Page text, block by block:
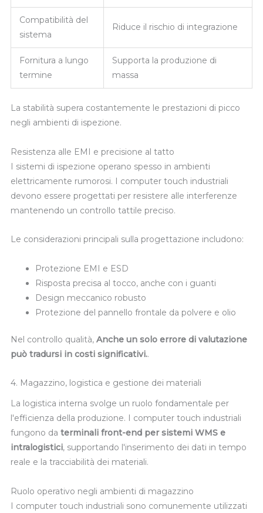
Compatibilità del
sistema
Riduce il rischio di integrazione
Fornitura a lungo
termine
Supporta la produzione di
massa
La stabilità supera costantemente le prestazioni di picco
negli ambienti di ispezione.
Resistenza alle EMI e precisione al tatto
I sistemi di ispezione operano spesso in ambienti
elettricamente rumorosi. I computer touch industriali
devono essere progettati per resistere alle interferenze
mantenendo un controllo tattile preciso.
Le considerazioni principali sulla progettazione includono:
Protezione EMI e ESD
Risposta precisa al tocco, anche con i guanti
Design meccanico robusto
Protezione del pannello frontale da polvere e olio
Nel controllo qualità, Anche un solo errore di valutazione
può tradursi in costi significativi..
4. Magazzino, logistica e gestione dei materiali
La logistica interna svolge un ruolo fondamentale per
l'efficienza della produzione. I computer touch industriali
fungono da terminali front-end per sistemi WMS e
intralogistici, supportando l'inserimento dei dati in tempo
reale e la tracciabilità dei materiali.
Ruolo operativo negli ambienti di magazzino
I computer touch industriali sono comunemente utilizzati